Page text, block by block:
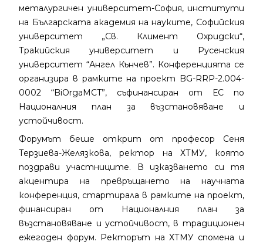
металургичен университет-София, институти
на Българската академия на науките, Софийския
университет „Св. Климент Охридски“,
Тракийския университет и Русенския
университет “Ангел Кънчев”. Конференцията се
организира в рамките на проект BG-RRP-2.004-
0002 “BiOrgaMCT”, съфинансиран от ЕС по
Националния план за възстановяване и
устойчивост.
Форумът беше открит от професор Сеня
Терзиева-Желязкова, ректор на ХТМУ, която
поздрави участниците. В изказването си тя
акцентира на превръщането на научната
конференция, стартирала в рамките на проект,
финансиран от Националния план за
възстановяване и устойчивост, в традиционен
eжегоден форум. Ректорът на ХТМУ спомена и